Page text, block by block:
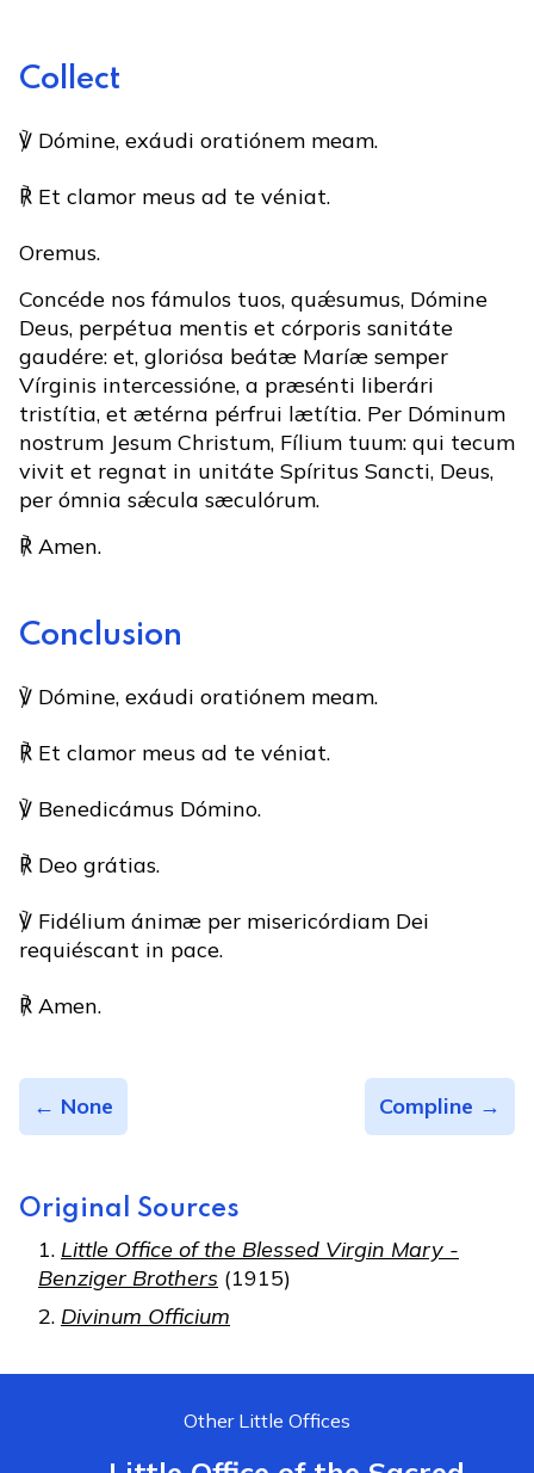
Collect
℣ Dómine, exáudi oratiónem meam.
℟ Et clamor meus ad te véniat.
Oremus.
Concéde nos fámulos tuos, quǽsumus, Dómine
Deus, perpétua mentis et córporis sanitáte
gaudére: et, gloriósa beátæ Maríæ semper
Vírginis intercessióne, a præsénti liberári
tristítia, et ætérna pérfrui lætítia. Per Dóminum
nostrum Jesum Christum, Fílium tuum: qui tecum
vivit et regnat in unitáte Spíritus Sancti, Deus,
per ómnia sǽcula sæculórum.
℟ Amen.
Conclusion
℣ Dómine, exáudi oratiónem meam.
℟ Et clamor meus ad te véniat.
℣ Benedicámus Dómino.
℟ Deo grátias.
℣ Fidélium ánimæ per misericórdiam Dei
requiéscant in pace.
℟ Amen.
← None Compline →
Original Sources
Little Office of the Blessed Virgin Mary -
Benziger Brothers (1915)
Divinum Officium
Other Little Offices